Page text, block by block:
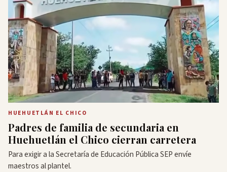
HUEHUETLÁN EL CHICO
Padres de familia de secundaria en
Huehuetlán el Chico cierran carretera
Para exigir a la Secretaría de Educación Pública SEP envíe
maestros al plantel.